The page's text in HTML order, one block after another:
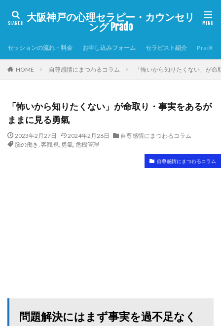
大阪神戸の心理セラピー・カウンセリ
ング Prado
セッションの流れ・料金 お申し込みフォーム セラピスト紹介 Pradoへ
HOME 自尊感情にまつわるコラム 「怖いから知りたくない」が
「怖いから知りたくない」が命取り・事実をあるが
ままに見る勇氣
2023年2月27日 2024年2月26日
自尊感情にまつわるコラム
脳の働き, 客観視, 勇氣, 危機管理
自尊感情にまつわるコラム
問題解決にはまず事実を過不足なく